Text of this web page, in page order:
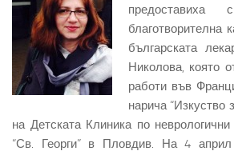
благотворителна
българската
Николова, която
работи във
нарича “Изкуство
на Детската Клиника по
“Св. Георги” в Пловдив. На 4